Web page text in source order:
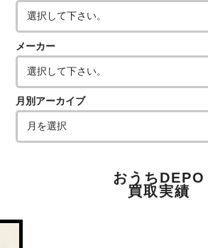
メーカー
月別アーカイブ
おうちDEPO
買取実績